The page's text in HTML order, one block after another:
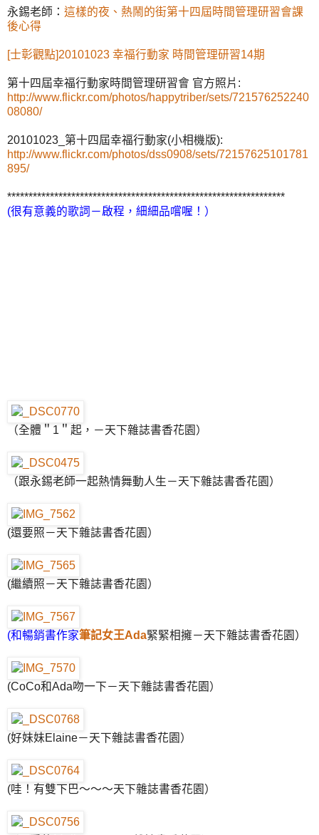
永錫老師： 這樣的夜、熱鬧的街第十四屆時間管理研習會課
後心得
[士彰觀點]20101023 幸福行動家 時間管理研習14期
第十四屆幸福行動家時間管理研習會 官方照片:
http://www.flickr.com/photos/happytriber/sets/721576252240
08080/
20101023_第十四屆幸福行動家(小相機版):
http://www.flickr.com/photos/dss0908/sets/72157625101781
895/
*****************************************************************
(很有意義的歌詞－啟程，細細品嚐喔！）
（全體＂1＂起，－天下雜誌書香花園）
（跟永錫老師一起熱情舞動人生－天下雜誌書香花園）
(還要照－天下雜誌書香花園）
(繼續照－天下雜誌書香花園）
(和暢銷書作家筆記女王Ada緊緊相擁－天下雜誌書香花園）
(CoCo和Ada吻一下－天下雜誌書香花園）
(好妹妹Elaine－天下雜誌書香花園）
(哇！有雙下巴～～～天下雜誌書香花園）